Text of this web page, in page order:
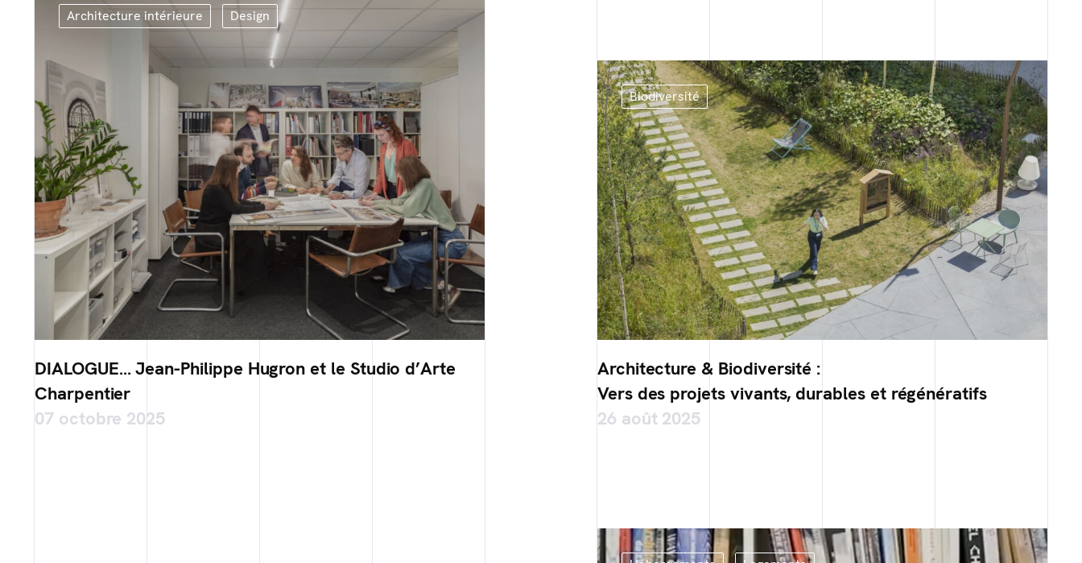
Architecture intérieure Design
DIALOGUE… Jean-Philippe Hugron et le Studio d’Arte
Charpentier
07 octobre 2025
Biodiversité
Architecture & Biodiversité :
Vers des projets vivants, durables et régénératifs
26 août 2025